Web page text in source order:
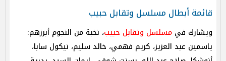
قائمة أبطال مسلسل وتقابل حبيب
ويشارك في مسلسل وتقابل حبيب، نخبة من النجوم أبرزهم:
ياسمين عبد العزيز، كريم فهمي، خالد سليم، نيكول سابا،